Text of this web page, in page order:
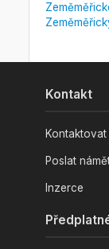
Kontakt
Poslat
Inzerce